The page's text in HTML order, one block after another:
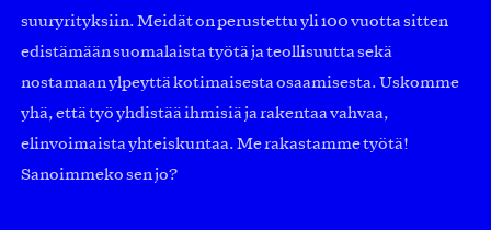
suuryrityksiin. Meidät on perustettu yli 100 vuotta sitten
edistämään suomalaista työtä ja teollisuutta sekä
nostamaan ylpeyttä kotimaisesta osaamisesta. Uskomme
yhä, että työ yhdistää ihmisiä ja rakentaa vahvaa,
elinvoimaista yhteiskuntaa. Me rakastamme työtä!
Sanoimmeko sen jo?